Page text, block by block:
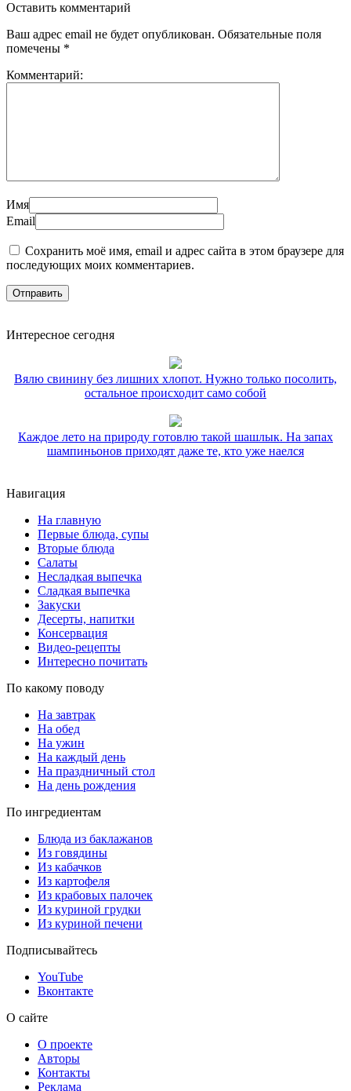
Оставить комментарий
Ваш адрес email не будет опубликован. Обязательные поля
помечены *
Комментарий:
Имя
Email
Сохранить моё имя, email и адрес сайта в этом браузере для
последующих моих комментариев.
Интересное сегодня
Вялю свинину без лишних хлопот. Нужно только посолить,
остальное происходит само собой
Каждое лето на природу готовлю такой шашлык. На запах
шампиньонов приходят даже те, кто уже наелся
Навигация
На главную
Первые блюда, супы
Вторые блюда
Салаты
Несладкая выпечка
Сладкая выпечка
Закуски
Десерты, напитки
Консервация
Видео-рецепты
Интересно почитать
По какому поводу
На завтрак
На обед
На ужин
На каждый день
На праздничный стол
На день рождения
По ингредиентам
Блюда из баклажанов
Из говядины
Из кабачков
Из картофеля
Из крабовых палочек
Из куриной грудки
Из куриной печени
Подписывайтесь
YouTube
Вконтакте
О сайте
О проекте
Авторы
Контакты
Реклама